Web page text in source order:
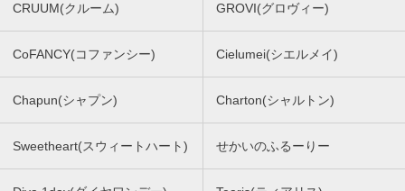
CRUUM(クルーム) GROVI(グロヴィー)
CoFANCY(コファンシー) Cielumei(シエルメイ)
Chapun(シャプン) Charton(シャルトン)
Sweetheart(スウィートハート) せかいのふるーりー